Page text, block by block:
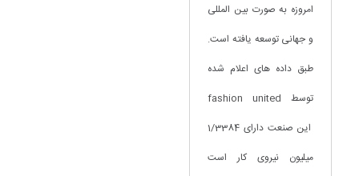
امروزه به صورت بین المللی
و جهانی توسعه یافته است.
طبق داده های اعلام شده
توسط fashion united
این صنعت دارای 1/3384
میلیون نیروی کار است